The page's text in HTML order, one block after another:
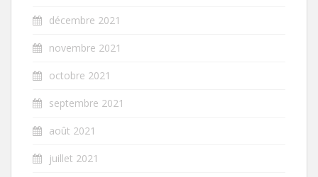
décembre 2021
novembre 2021
octobre 2021
septembre 2021
août 2021
juillet 2021